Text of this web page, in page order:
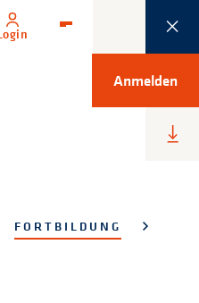
FORTBILDUNG
Anmelden